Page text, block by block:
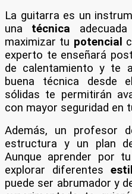
La guitarra es un
una técnica
maximizar tu potencial
experto te enseñará
de calentamiento y te
buena técnica desde
sólidas te permitirán
con mayor seguridad en
Además, un profesor
estructura y un plan
Aunque aprender por
explorar diferentes
puede ser abrumador y